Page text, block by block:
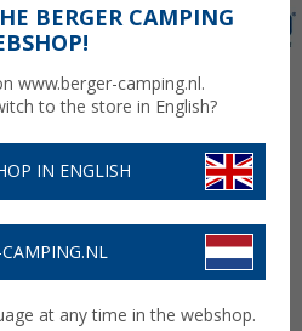
BERGER CAMPING
www.berger-camping.nl.
to the store in English?
IN ENGLISH
CAMPING.NL
at any time in the webshop.